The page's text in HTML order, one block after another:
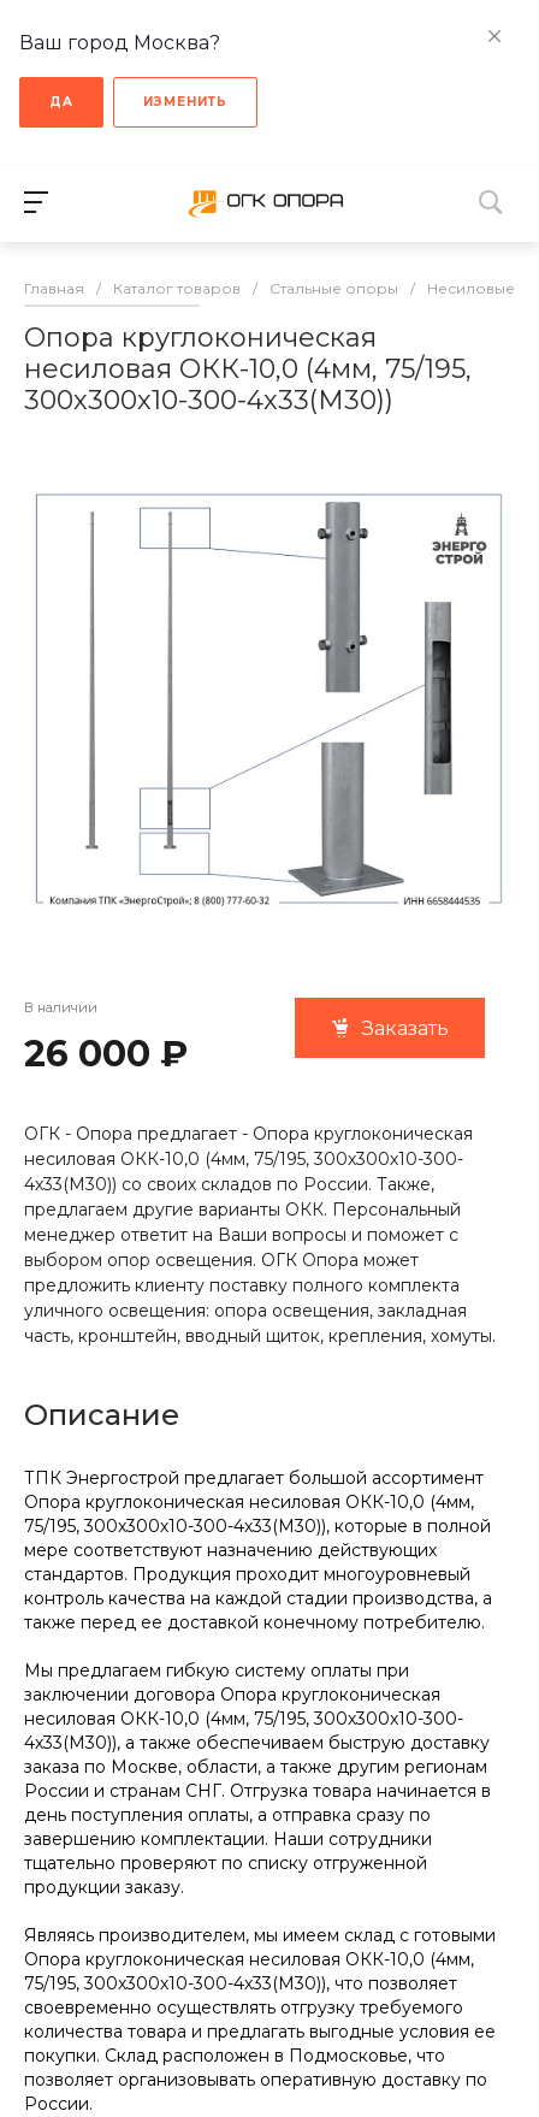
Ваш город Москва?
ДА ИЗМЕНИТЬ
Главная / Каталог товаров / Стальные опоры / Несиловые
Опора круглоконическая
несиловая ОКК-10,0 (4мм, 75/195,
300х300х10-300-4х33(М30))
В наличии
26 000 ₽
Заказать
ОГК - Опора предлагает - Опора круглоконическая
несиловая ОКК-10,0 (4мм, 75/195, 300х300х10-300-
4х33(М30)) со своих складов по России. Также,
предлагаем другие варианты ОКК. Персональный
менеджер ответит на Ваши вопросы и поможет с
выбором опор освещения. ОГК Опора может
предложить клиенту поставку полного комплекта
уличного освещения: опора освещения, закладная
часть, кронштейн, вводный щиток, крепления, хомуты.
Описание
ТПК Энергострой предлагает большой ассортимент
Опора круглоконическая несиловая ОКК-10,0 (4мм,
75/195, 300х300х10-300-4х33(М30)), которые в полной
мере соответствуют назначению действующих
стандартов. Продукция проходит многоуровневый
контроль качества на каждой стадии производства, а
также перед ее доставкой конечному потребителю.
Мы предлагаем гибкую систему оплаты при
заключении договора Опора круглоконическая
несиловая ОКК-10,0 (4мм, 75/195, 300х300х10-300-
4х33(М30)), а также обеспечиваем быструю доставку
заказа по Москве, области, а также другим регионам
России и странам СНГ. Отгрузка товара начинается в
день поступления оплаты, а отправка сразу по
завершению комплектации. Наши сотрудники
тщательно проверяют по списку отгруженной
продукции заказу.
Являясь производителем, мы имеем склад с готовыми
Опора круглоконическая несиловая ОКК-10,0 (4мм,
75/195, 300х300х10-300-4х33(М30)), что позволяет
своевременно осуществлять отгрузку требуемого
количества товара и предлагать выгодные условия ее
покупки. Склад расположен в Подмосковье, что
позволяет организовывать оперативную доставку по
России.